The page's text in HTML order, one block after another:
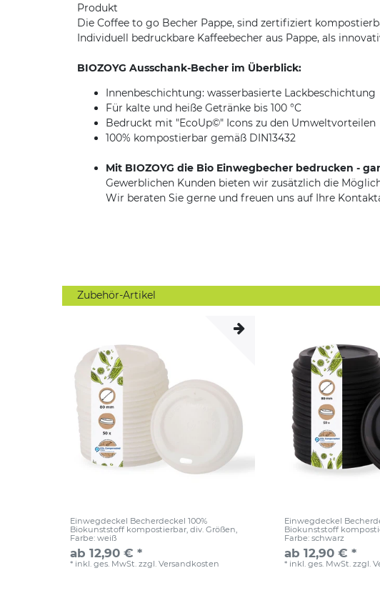
Produkt
Die Coffee to go Becher Pappe, sind zertifiziert
Individuell bedruckbare Kaffeebecher aus Pappe, als
BIOZOYG Ausschank-Becher im Überblick:
Innenbeschichtung: wasserbasierte Lackbeschichtung
Für kalte und heiße Getränke bis 100 °C
Bedruckt mit "EcoUp©" Icons zu den Umweltvorteilen
100% kompostierbar gemäß DIN13432
Mit BIOZOYG die Bio Einwegbecher bedrucken -
Gewerblichen Kunden bieten wir zusätzlich die
Wir beraten Sie gerne und freuen uns auf Ihre
Zubehör-Artikel
Einwegdeckel Becherdeckel 100%
Biokunststoff kompostierbar, div. Größen,
Farbe: weiß
ab 12,90 € *
* inkl. ges. MwSt. zzgl.Versandkosten
Einwegdeckel
Biokunststoff
Farbe: schwarz
ab 12,90 € *
* inkl. ges. MwSt. zzgl.